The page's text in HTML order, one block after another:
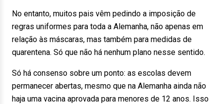
No entanto, muitos pais vêm pedindo a imposição de
regras uniformes para toda a Alemanha, não apenas em
relação às máscaras, mas também para medidas de
quarentena. Só que não há nenhum plano nesse sentido.
Só há consenso sobre um ponto: as escolas devem
permanecer abertas, mesmo que na Alemanha ainda não
haja uma vacina aprovada para menores de 12 anos. Isso